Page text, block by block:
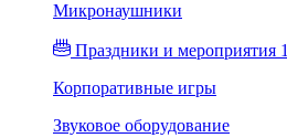
Микронаушники
Праздники и мероприятия 1
Корпоративные игры
Звуковое оборудование